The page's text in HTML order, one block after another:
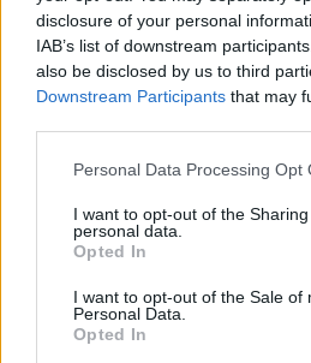
disclosure of your personal
IAB’s list of downstream
also be disclosed by us to third
Downstream Participants that may
Please note that this website/app
not limited to your visit or usage
grant or deny consent to Google
use your data for below specified
consent section.
Personal Data Processing Opt
I want to opt-out of the
personal data.
Opted In
I want to opt-out of the Sale of
Personal Data.
Opted In
Meccs Center
Leeds United